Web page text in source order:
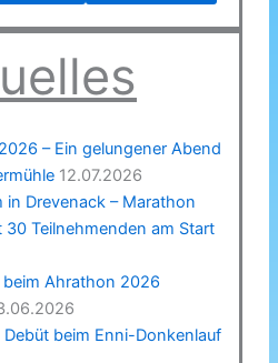
– Ein gelungener Abend
12.07.2026
in Drevenack – Marathon
30 Teilnehmenden am Start
beim Ahrathon 2026
beim Enni-Donkenlauf